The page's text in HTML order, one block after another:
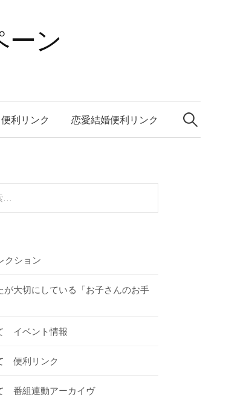
ーン
利リンク 恋愛結婚便利リンク
検
索:
クション
が大切にしている「お子さんのお手
イベント情報
便利リンク
番組連動アーカイヴ